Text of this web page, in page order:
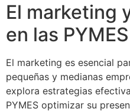
El marketing
en las
El marketing es esencial
pequeñas y medianas
explora estrategias
PYMES optimizar su